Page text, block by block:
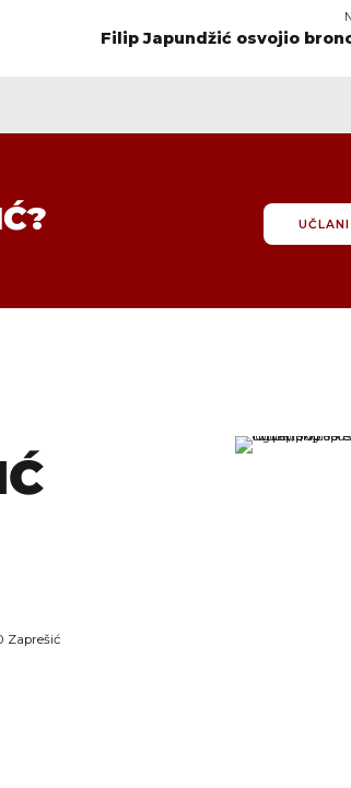
Filip Japundžić osvojio
Zaprešić